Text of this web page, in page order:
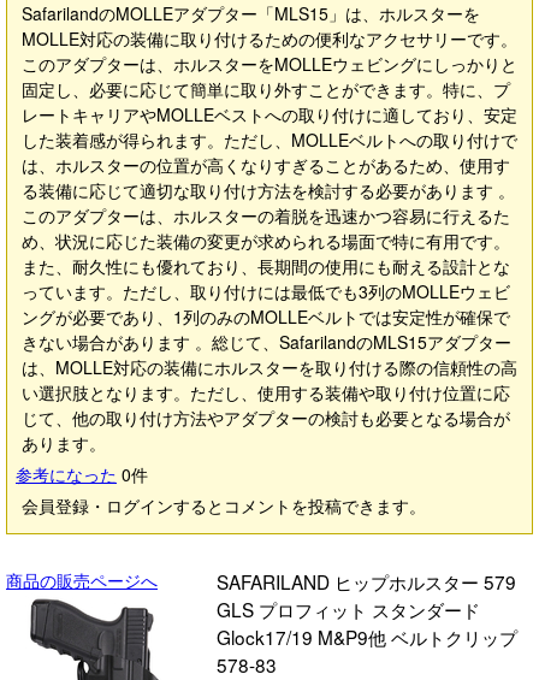
SafarilandのMOLLEアダプター「MLS15」は、ホルスターを
MOLLE対応の装備に取り付けるための便利なアクセサリーです。
このアダプターは、ホルスターをMOLLEウェビングにしっかりと
固定し、必要に応じて簡単に取り外すことができます。特に、プ
レートキャリアやMOLLEベストへの取り付けに適しており、安定
した装着感が得られます。ただし、MOLLEベルトへの取り付けで
は、ホルスターの位置が高くなりすぎることがあるため、使用す
る装備に応じて適切な取り付け方法を検討する必要があります 。
このアダプターは、ホルスターの着脱を迅速かつ容易に行えるた
め、状況に応じた装備の変更が求められる場面で特に有用です。
また、耐久性にも優れており、長期間の使用にも耐える設計とな
っています。ただし、取り付けには最低でも3列のMOLLEウェビ
ングが必要であり、1列のみのMOLLEベルトでは安定性が確保で
きない場合があります 。総じて、SafarilandのMLS15アダプター
は、MOLLE対応の装備にホルスターを取り付ける際の信頼性の高
い選択肢となります。ただし、使用する装備や取り付け位置に応
じて、他の取り付け方法やアダプターの検討も必要となる場合が
あります。
参考になった 0件
会員登録・ログインするとコメントを投稿できます。
商品の販売ページへ
SAFARILAND ヒップホルスター 579
GLS プロフィット スタンダード
Glock17/19 M&P9他 ベルトクリップ
578-83